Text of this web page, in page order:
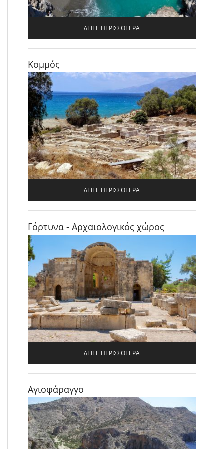
ΔΕΙΤΕ ΠΕΡΙΣΣΟΤΕΡΑ
Κομμός
ΔΕΙΤΕ ΠΕΡΙΣΣΟΤΕΡΑ
Γόρτυνα - Αρχαιολογικός χώρος
ΔΕΙΤΕ ΠΕΡΙΣΣΟΤΕΡΑ
Αγιοφάραγγο